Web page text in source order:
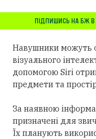
ПІДПИШИСЬ НА БЖ В
Навушники можуть
візуального
допомогою Siri
предмети та
За наявною
призначені для
Їх планують